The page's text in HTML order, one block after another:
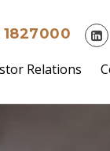
1827000
Relations